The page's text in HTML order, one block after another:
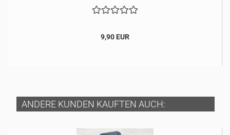
9,90 EUR
ANDERE KUNDEN KAUFTEN AUCH: